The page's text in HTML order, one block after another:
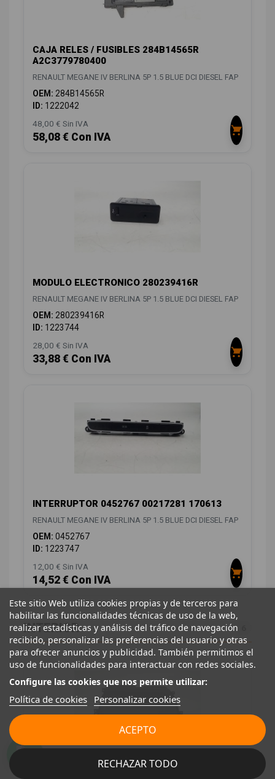
CAJA RELES / FUSIBLES 284B14565R
A2C3779780400
RENAULT MEGANE IV BERLINA 5P 1.5 BLUE DCI DIESEL FAP
OEM: 284B14565R
ID: 1222042
48,00 € Sin IVA
58,08 € Con IVA
MODULO ELECTRONICO 280239416R
RENAULT MEGANE IV BERLINA 5P 1.5 BLUE DCI DIESEL FAP
OEM: 280239416R
ID: 1223744
28,00 € Sin IVA
33,88 € Con IVA
INTERRUPTOR 0452767 00217281 170613
RENAULT MEGANE IV BERLINA 5P 1.5 BLUE DCI DIESEL FAP
OEM: 0452767
ID: 1223747
12,00 € Sin IVA
14,52 € Con IVA
INTERIOR
Este sitio Web utiliza cookies propias y de terceros para
habilitar las funcionalidades técnicas de uso de la web,
realizar estadísticas y análisis del tráfico de navegación
recibido, personalizar las preferencias del usuario y otras
para ofrecer anuncios y publicidad. También permitimos el
uso de funcionalidades para interactuar con redes sociales.
Configure las cookies que nos permite utilizar:
Política de cookies Personalizar cookies
RECHAZAR TODO
ACEPTO